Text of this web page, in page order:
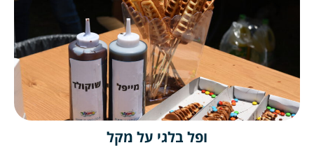
ופל בלגי על מקל